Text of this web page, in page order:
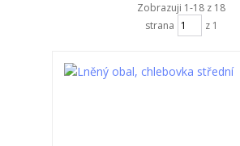
Zobrazuji 1-18 z 18
strana
z 1